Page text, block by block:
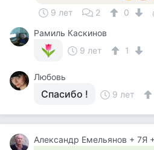
9 лет 2
0
Рамиль Каскинов
9 лет
1
Любовь
Спасибо ! 9 лет